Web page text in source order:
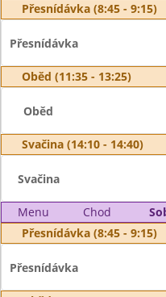
Přesnídávka (8:45 - 9:15)
Přesnídávka
Oběd (11:35 - 13:25)
Oběd
Svačina (14:10 - 14:40)
Svačina
Menu Chod
Přesnídávka (8:45 - 9:15)
Přesnídávka